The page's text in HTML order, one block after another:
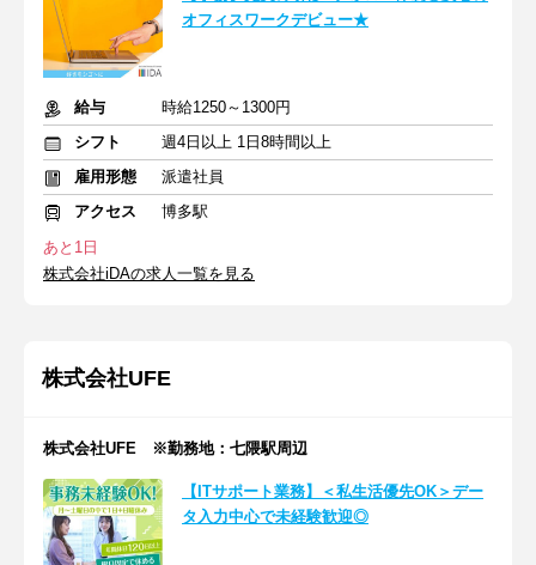
オフィスワークデビュー★
給与
時給1250～1300円
シフト
週4日以上 1日8時間以上
雇用形態
派遣社員
アクセス
博多駅
あと1日
株式会社iDAの求人一覧を見る
株式会社UFE
株式会社UFE ※勤務地：七隈駅周辺
【ITサポート業務】＜私生活優先OK＞デー
タ入力中心で未経験歓迎◎